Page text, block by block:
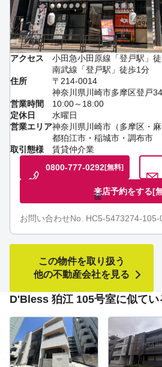
アクセス
小田急小田原線「登戸駅」
南武線「登戸駅」徒歩1分
住所
〒214-0014
神奈川県川崎市多摩区登戸
営業時間
10:00～18:00
定休日
水曜日
営業エリア神奈川県川崎市（多摩区・
都狛江市・稲城市・調布市
取引態様
賃貸仲介業
0800-777-0292[無料]
来店予約をする[
お問い合わせNo. HC5-5473274-105-
この物件を取り扱う
他の不動産会社を見る
D'Bless 狛江 105号室に似てい